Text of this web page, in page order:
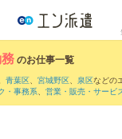
のお仕事一覧
青葉区、 宮城野区、 泉区などの
・事務系、 営業・販売・サービ
などのこだわり